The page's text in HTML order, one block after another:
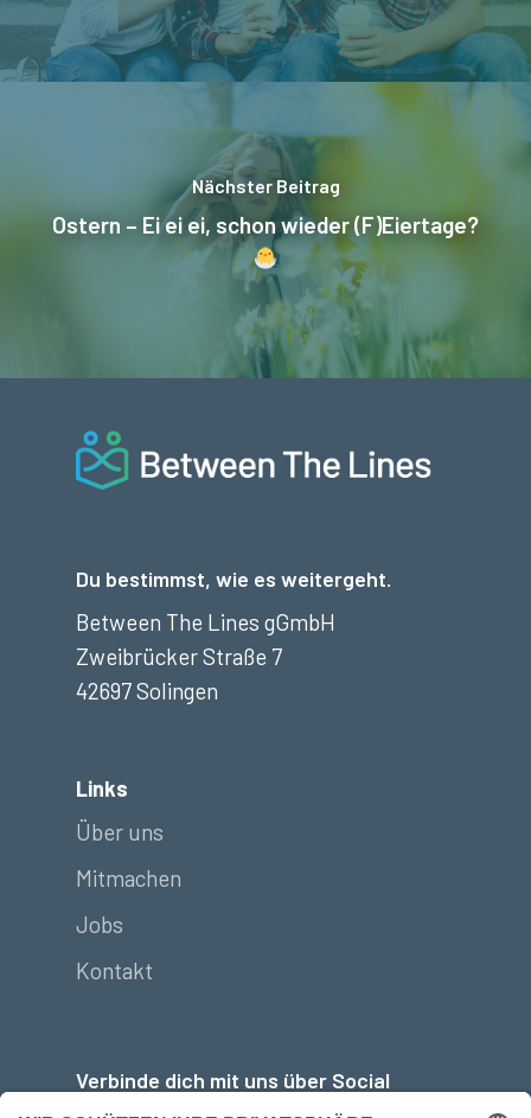
Nächster Beitrag
Ostern – Ei ei ei, schon wieder (F)Eiertage?
Du bestimmst, wie es weitergeht.
Between The Lines gGmbH
Zweibrücker Straße 7
42697 Solingen
Links
Über uns
Mitmachen
Jobs
Kontakt
Verbinde dich mit uns über Social
Media: